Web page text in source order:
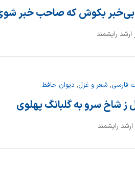
بکوش که صاحب خبر
ارشد رایشمند
فارسی, شعر و غزل, دیوان حافظ
ز شاخ سرو به گلبانگ پهلوی
رایشمند